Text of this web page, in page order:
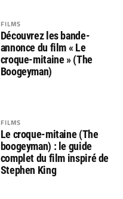
FILMS
Découvrez les bande-
annonce du film « Le
croque-mitaine » (The
Boogeyman)
FILMS
Le croque-mitaine (The
boogeyman) : le guide
complet du film inspiré de
Stephen King